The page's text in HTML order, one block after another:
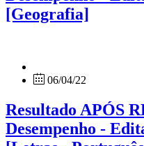
[Geografia]
06/04/22
Resultado APÓS
Desempenho -